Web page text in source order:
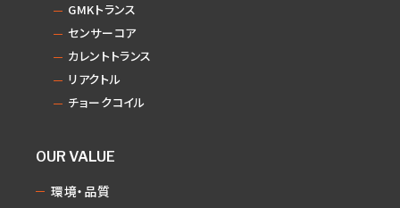
GMKトランス
センサーコア
カレントトランス
リアクトル
チョークコイル
OUR VALUE
環境・品質